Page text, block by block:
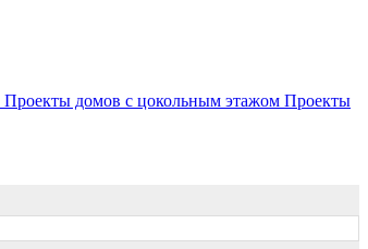
Проекты домов с цокольным этажом Проекты